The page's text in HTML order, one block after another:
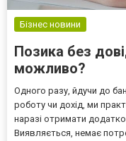
Бізнес новини
Позика без
можливо?
Одного разу, йдучи до
роботу чи дохід, ми
наразі отримати
Виявляється, немає